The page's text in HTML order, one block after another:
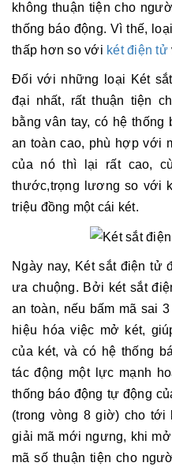
không thuận tiện cho
thống báo động. Vì thế,
thấp hơn so với két điện tử
Đối với những loại Két
đại nhất, rất thuận tiện
bằng vân tay, có hệ thống
an toàn cao, phù hợp với
của nó thì lại rất cao,
thước,trọng lương so với
triệu đồng một cái két.
Ngày nay, Két sắt điện tử
ưa chuộng. Bởi két sắt
an toàn, nếu bấm mã sai
hiệu hóa việc mở két,
của két, và có hệ thống
tác động một lực mạnh
thống báo động tự động
(trong vòng 8 giờ) cho
giải mã mới ngưng, khi
mã số thuận tiện cho